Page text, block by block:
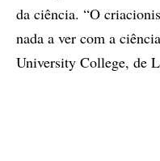
da ciência. “O
nada a ver com a
University College, de